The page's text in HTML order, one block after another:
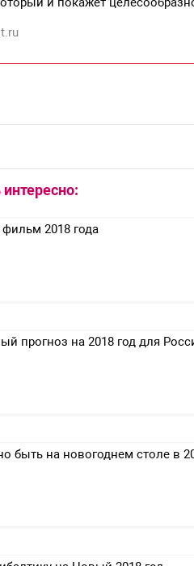
фильм 2018 года
прогноз на 2018 год для
быть на новогоднем столе в